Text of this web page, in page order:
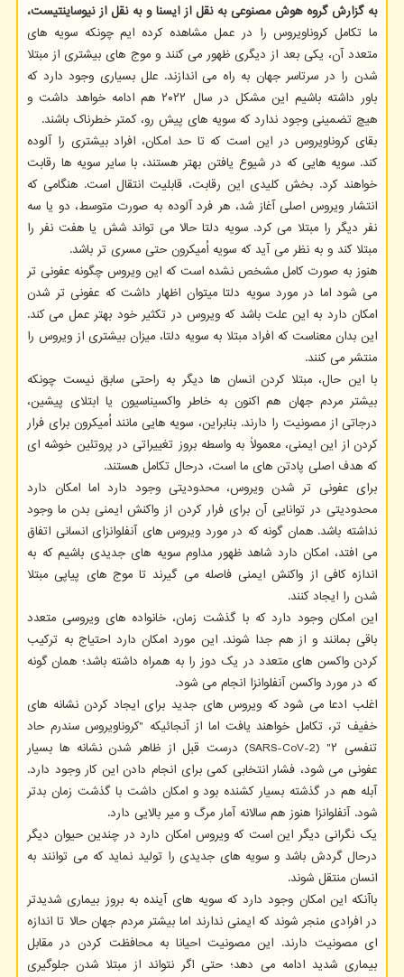
به گزارش گروه هوش مصنوعی به نقل از ایسنا و به نقل از نیوساینتیست،
ما تکامل کروناویروس را در عمل مشاهده کرده ایم چونکه سویه های
متعدد آن، یکی بعد از دیگری ظهور می کنند و موج های بیشتری از مبتلا
شدن را در سرتاسر جهان به راه می اندازند. علل بسیاری وجود دارد که
باور داشته باشیم این مشکل در سال ۲۰۲۲ هم ادامه خواهد داشت و
هیچ تضمینی وجود ندارد که سویه های پیش رو، کمتر خطرناک باشند.
بقای کروناویروس در این است که تا حد امکان، افراد بیشتری را آلوده
کند. سویه هایی که در شیوع یافتن بهتر هستند، با سایر سویه ها رقابت
خواهند کرد. بخش کلیدی این رقابت، قابلیت انتقال است. هنگامی که
انتشار ویروس اصلی آغاز شد، هر فرد آلوده به صورت متوسط، دو یا سه
نفر دیگر را مبتلا می کرد. سویه دلتا حالا می تواند شش یا هفت نفر را
مبتلا کند و به نظر می آید که سویه اُمیکرون حتی مسری تر باشد.
هنوز به صورت کامل مشخص نشده است که این ویروس چگونه عفونی تر
می شود اما در مورد سویه دلتا میتوان اظهار داشت که عفونی تر شدن
امکان دارد به این علت باشد که ویروس در تکثیر خود بهتر عمل می کند.
این بدان معناست که افراد مبتلا به سویه دلتا، میزان بیشتری از ویروس را
منتشر می کنند.
با این حال، مبتلا کردن انسان ها دیگر به راحتی سابق نیست چونکه
بیشتر مردم جهان هم اکنون به خاطر واکسیناسیون یا ابتلای پیشین،
درجاتی از مصونیت را دارند. بنابراین، سویه هایی مانند اُمیکرون برای فرار
کردن از این ایمنی، معمولاً به واسطه بروز تغییراتی در پروتئین خوشه ای
که هدف اصلی پادتن های ما است، درحال تکامل هستند.
برای عفونی تر شدن ویروس، محدودیتی وجود دارد اما امکان دارد
محدودیتی در توانایی آن برای فرار کردن از واکنش ایمنی بدن ما وجود
نداشته باشد. همان گونه که در مورد ویروس های آنفلوانزای انسانی اتفاق
می افتد، امکان دارد شاهد ظهور مداوم سویه های جدیدی باشیم که به
اندازه کافی از واکنش ایمنی فاصله می گیرند تا موج های پیاپی مبتلا
شدن را ایجاد کنند.
این امکان وجود دارد که با گذشت زمان، خانواده های ویروسی متعدد
باقی بمانند و از هم جدا شوند. این مورد امکان دارد احتیاج به ترکیب
کردن واکسن های متعدد در یک دوز را به همراه داشته باشد؛ همان گونه
که در مورد واکسن آنفلوانزا انجام می شود.
اغلب ادعا می شود که ویروس های جدید برای ایجاد کردن نشانه های
خفیف تر، تکامل خواهند یافت اما از آنجائیکه "کروناویروس سندرم حاد
تنفسی ۲" (SARS-CoV-2) درست قبل از ظاهر شدن نشانه ها بسیار
عفونی می شود، فشار انتخابی کمی برای انجام دادن این کار وجود دارد.
آبله هم در گذشته بسیار کشنده بود و امکان داشت با گذشت زمان بدتر
شود. آنفلوانزا هنوز هم سالانه آمار مرگ و میر بالایی دارد.
یک نگرانی دیگر این است که ویروس امکان دارد در چندین حیوان دیگر
درحال گردش باشد و سویه های جدیدی را تولید نماید که می توانند به
انسان منتقل شوند.
باآنکه این امکان وجود دارد که سویه های آینده به بروز بیماری شدیدتر
در افرادی منجر شوند که ایمنی ندارند اما بیشتر مردم جهان حالا تا اندازه
ای مصونیت دارند. این مصونیت احیانا به محافظت کردن در مقابل
بیماری شدید ادامه می دهد؛ حتی اگر نتواند از مبتلا شدن جلوگیری